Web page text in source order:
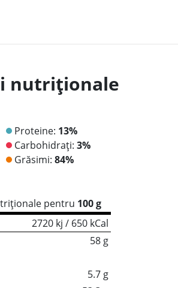
nutriționale
Proteine: 13%
Carbohidrați: 3%
Grăsimi: 84%
pentru 100 g
2720 kj / 650 kCal
58 g
5.7 g